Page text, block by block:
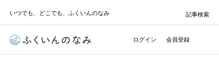
いつでも、どこでも、ふくいんのなみ
ログイン 会員登録
記事検索